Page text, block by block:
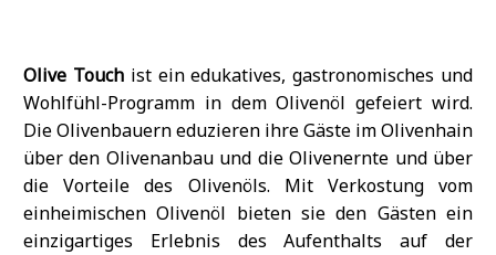
Olive Touchist ein edukatives, gastronomisches und
Wohlfühl-Programm in dem Olivenöl gefeiert wird.
Die Olivenbauern eduzieren ihre Gäste im Olivenhain
über den Olivenanbau und die Olivenernte und über
die Vorteile des Olivenöls. Mit Verkostung vom
einheimischen Olivenöl bieten sie den Gästen ein
einzigartiges Erlebnis des Aufenthalts auf der